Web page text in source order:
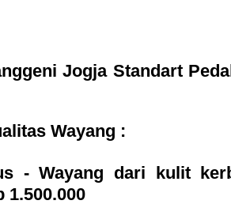
Jogja Standart
Wayang :
- Wayang dari kulit
1.500.000